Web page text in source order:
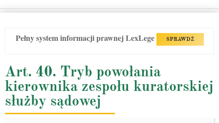
Pełny system informacji prawnej LexLege SPRAWDŹ
Art. 40. Tryb powołania
kierownika zespołu kuratorskiej
służby sądowej